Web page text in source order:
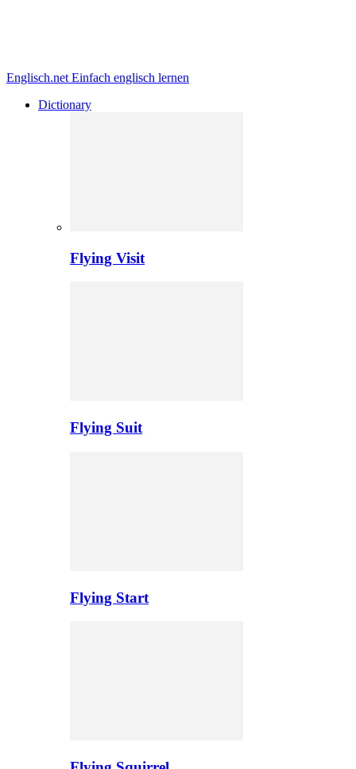
Englisch.net Einfach englisch lernen
Dictionary
Flying Visit
Flying Suit
Flying Start